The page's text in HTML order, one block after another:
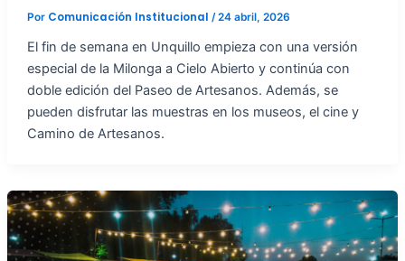
Por Comunicación Institucional /24 abril, 2026
El fin de semana en Unquillo empieza con una versión
especial de la Milonga a Cielo Abierto y continúa con
doble edición del Paseo de Artesanos. Además, se
pueden disfrutar las muestras en los museos, el cine y
Camino de Artesanos.